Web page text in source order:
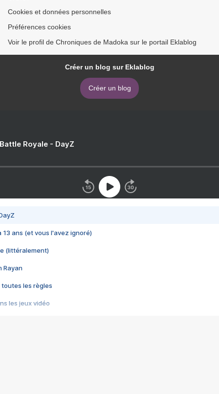
Cookies et données personnelles
Préférences cookies
Voir le profil de Chroniques de Madoka sur le portail Eklablog
Créer un blog sur Eklablog
Créer un blog
Royale - DayZ
13 ans (et vous l'avez ignoré)
(littéralement)
Rayan
toutes les règles
les jeux vidéo